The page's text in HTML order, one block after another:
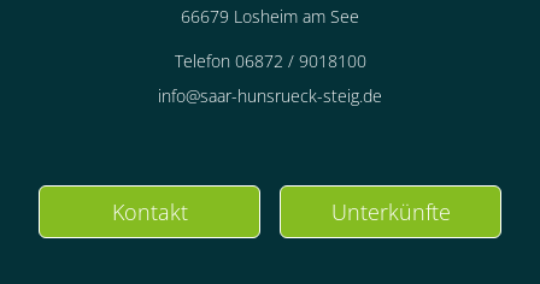
66679 Losheim am See
Telefon 06872 / 9018100
info@saar-hunsrueck-steig.de
Kontakt Unterkünfte